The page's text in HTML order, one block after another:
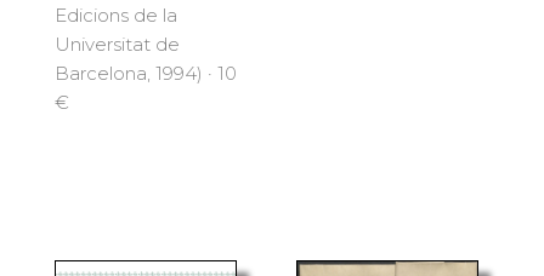
Edicions de la
Universitat de
Barcelona, 1994) · 10
€